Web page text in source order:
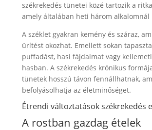
székrekedés tünetei közé tartozik a
amely általában heti három alkalomnál
A széklet gyakran kemény és száraz,
ürítést okozhat. Emellett sokan
puffadást, hasi fájdalmat vagy
hasban. A székrekedés krónikus
tünetek hosszú távon fennállhatnak,
befolyásolhatja az életminőséget.
Étrendi változtatások székrekedés
A rostban gazdag ételek